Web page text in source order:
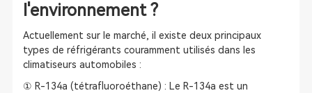
l'environnement ?
Actuellement sur le marché, il existe deux principaux
types de réfrigérants couramment utilisés dans les
climatiseurs automobiles :
① R-134a (tétrafluoroéthane) : Le R-134a est un